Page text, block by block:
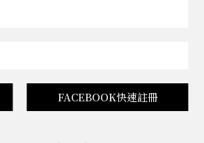
FACEBOOK快速註冊